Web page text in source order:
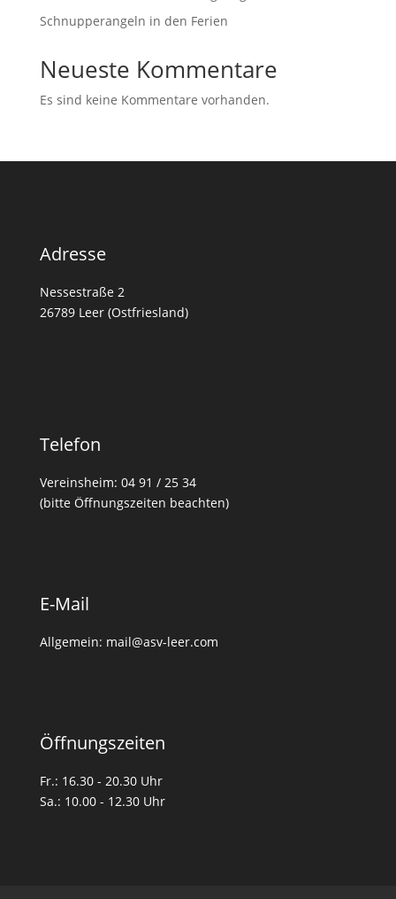
Schnupperangeln in den Ferien
Neueste Kommentare
Es sind keine Kommentare vorhanden.
Adresse
Nessestraße 2
26789 Leer (Ostfriesland)
Telefon
Vereinsheim: 04 91 / 25 34
(bitte Öffnungszeiten beachten)
E-Mail
Allgemein: mail@asv-leer.com
Öffnungszeiten
Fr.: 16.30 - 20.30 Uhr
Sa.: 10.00 - 12.30 Uhr